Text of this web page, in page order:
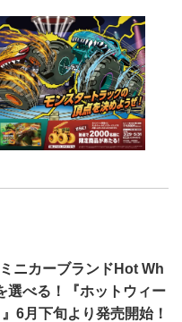
ニカーブランドHot Wh
選べる！『ホットウィー
6月下旬より発売開始！